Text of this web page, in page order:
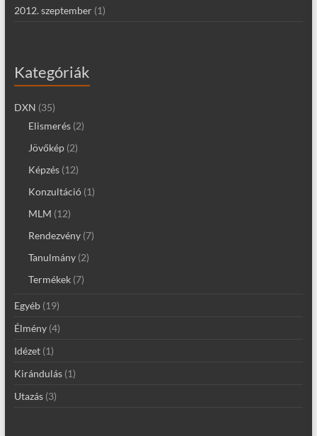
2012. szeptember(1)
Kategóriák
DXN (35)
Elismerés(2)
Jövőkép(2)
Képzés(12)
Konzultáció(1)
MLM (12)
Rendezvény(7)
Tanulmány(2)
Termékek(7)
Egyéb(19)
Élmény(4)
Idézet(1)
Kirándulás(1)
Utazás(3)